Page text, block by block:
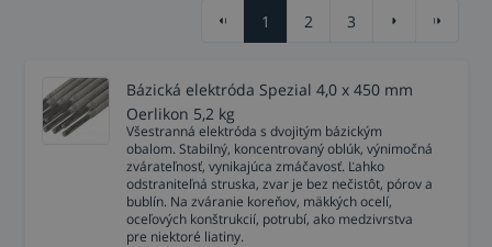
1 2 3
Bázická elektróda Spezial 4,0 x 450 mm
Oerlikon 5,2 kg
Všestranná elektróda s dvojitým bázickým
obalom. Stabilný, koncentrovaný oblúk, výnimočná
zvárateľnosť, vynikajúca zmáčavosť. Ľahko
odstraniteľná struska, zvar je bez nečistôt, pórov a
bublín. Na zváranie koreňov, mäkkých ocelí,
oceľových konštrukcií, potrubí, ako medzivrstva
pre niektoré liatiny.